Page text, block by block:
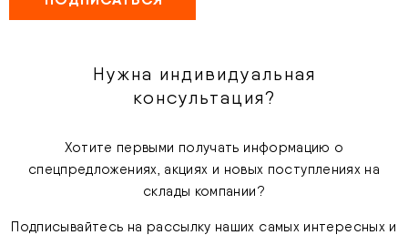
Нужна индивидуальная
консультация?
Хотите первыми получать информацию о
спецпредложениях, акциях и новых поступлениях на
склады компании?
Подписывайтесь на рассылку наших самых интересных и